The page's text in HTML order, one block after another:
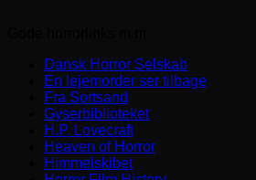
Dansk Horror Selskab
En lejemorder ser tilbage
Fra Sortsand
Gyserbiblioteket
H.P. Lovecraft
Heaven of Horror
Himmelskibet